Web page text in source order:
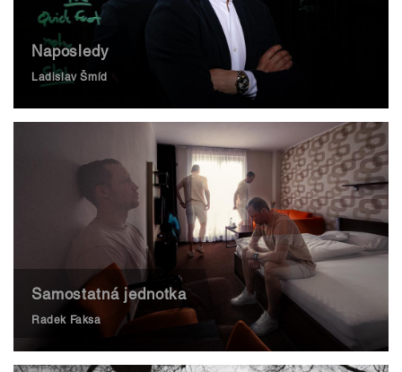
Naposledy
Ladislav Šmíd
Samostatná jednotka
Radek Faksa